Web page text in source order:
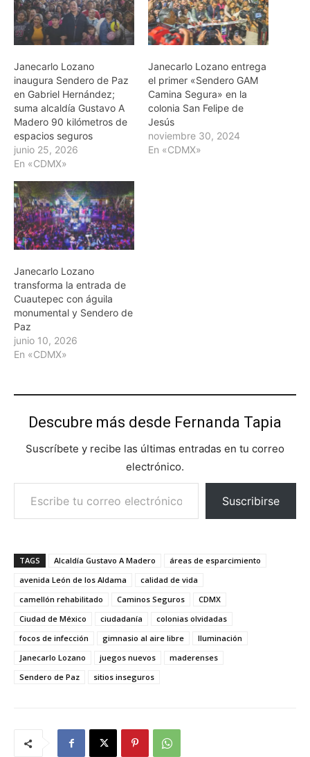
Janecarlo Lozano
inaugura Sendero de Paz
en Gabriel Hernández;
suma alcaldía Gustavo A
Madero 90 kilómetros de
espacios seguros
junio 25, 2026
En «CDMX»
Janecarlo Lozano entrega
el primer «Sendero GAM
Camina Segura» en la
colonia San Felipe de
Jesús
noviembre 30, 2024
En «CDMX»
Janecarlo Lozano
transforma la entrada de
Cuautepec con águila
monumental y Sendero de
Paz
junio 10, 2026
En «CDMX»
Descubre más desde Fernanda Tapia
Suscríbete y recibe las últimas entradas en tu correo
electrónico.
Escribe tu correo electrónico…
Suscribirse
TAGS Alcaldía Gustavo A Madero
áreas de esparcimiento
avenida León de los Aldama
calidad de vida
camellón rehabilitado
Caminos Seguros
CDMX
Ciudad de México
ciudadanía
colonias olvidadas
focos de infección
gimnasio al aire libre
Iluminación
Janecarlo Lozano
juegos nuevos
maderenses
Sendero de Paz
sitios inseguros